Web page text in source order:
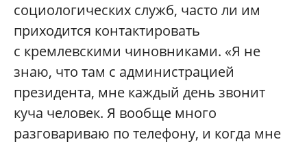
социологических служб, часто ли им
приходится контактировать
с кремлевскими чиновниками. «Я не
знаю, что там с администрацией
президента, мне каждый день звонит
куча человек. Я вообще много
разговариваю по телефону, и когда мне